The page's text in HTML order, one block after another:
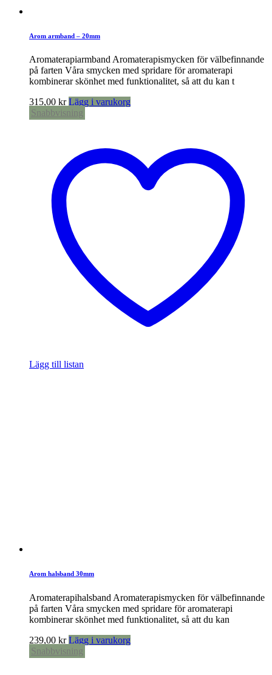
Arom armband – 20mm
Aromaterapiarmband Aromaterapismycken för välbefinnande
på farten Våra smycken med spridare för aromaterapi
kombinerar skönhet med funktionalitet, så att du kan t
315,00 kr Lägg i varukorg
Snabbvisning
Lägg till listan
Arom halsband 30mm
Aromaterapihalsband Aromaterapismycken för välbefinnande
på farten Våra smycken med spridare för aromaterapi
kombinerar skönhet med funktionalitet, så att du kan
239,00 kr Lägg i varukorg
Snabbvisning